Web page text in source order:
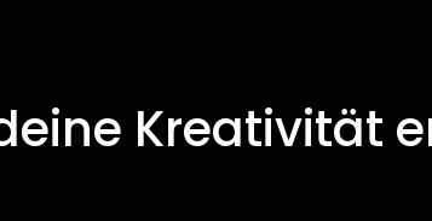
Kreativität